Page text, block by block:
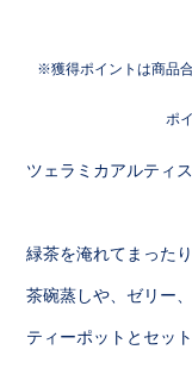
獲得ポイントは商品
ポ
ツェラミカアルティ
緑茶を淹れてまった
茶碗蒸しや、ゼリー
ティーポットとセッ